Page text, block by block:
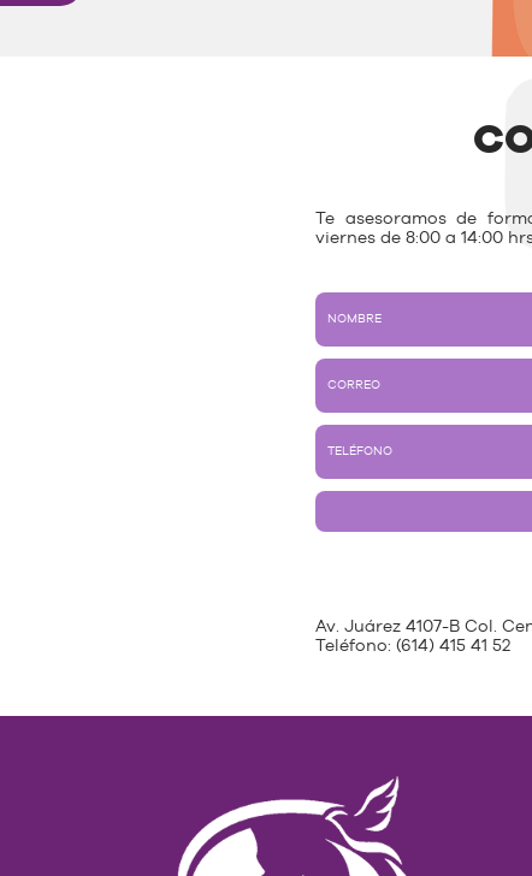
Te asesoramos de
viernes de 8:00 a 14:00
Av. Juárez 4107-B Col.
Teléfono: (614) 415 41 52